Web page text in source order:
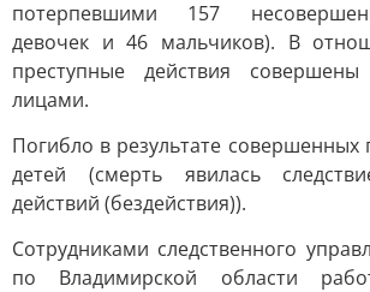
потерпевшими 157
девочек и 46 мальчиков). В
преступные действия
лицами.
Погибло в результате совершенных
детей (смерть явилась
действий (бездействия)).
Сотрудниками следственного
по Владимирской области